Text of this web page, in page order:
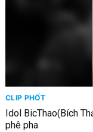
CLIP PHỐT
Idol BicThao(Bích
phê pha